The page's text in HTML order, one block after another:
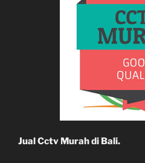
Jual Cctv Murah di Bali.